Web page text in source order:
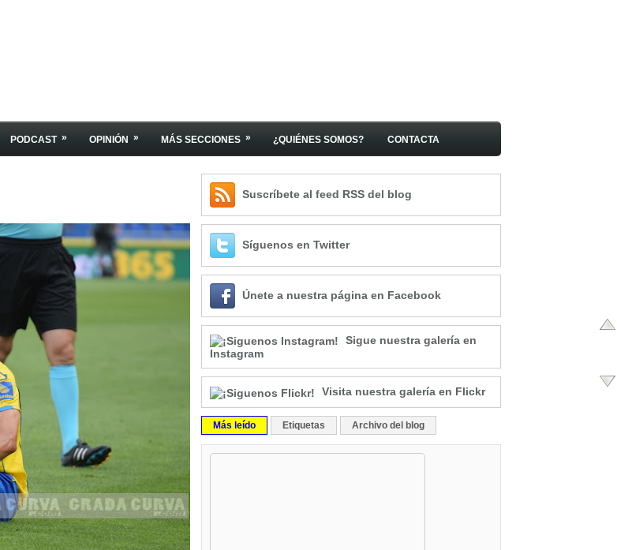
PODCAST » OPINIÓN » MÁS SECCIONES » ¿QUIÉNES SOMOS? CONTACTA
Suscríbete al feed RSS del blog
Síguenos en Twitter
Únete a nuestra página en Facebook
Sigue nuestra galería en
Instagram
Visita nuestra galería en Flickr
Más leído Etiquetas Archivo del blog